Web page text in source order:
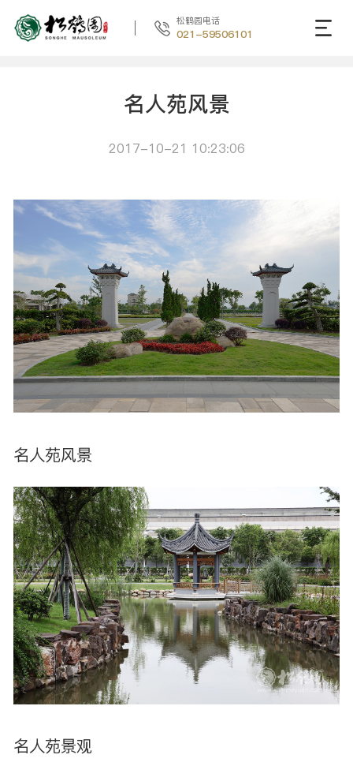
松鹤园电话
021-59506101
名人苑风景
2017-10-21 10:23:06
名人苑风景
名人苑景观